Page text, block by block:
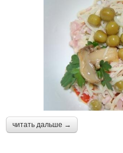
читать дальше →